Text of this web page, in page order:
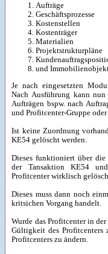
Aufträge
Geschäftsprozesse
Kostenstellen
Kostenträger
Materialien
Projektstrukturpläne
und
Je nach eingesetzten
Nach Ausführung kann
Aufträgen bspw. nach
und Profitcenter-Gruppe
Ist keine Zuordnung
KE54 gelöscht werden.
Dieses funktioniert über
der Tansaktion KE54
Profitcenter wirklisch
Dieses muss dann noch
kritsichen Vorgang handelt.
Wurde das Profitcenter in
Gültigkeit des Profitcenters
Profitcenters zu ändern.